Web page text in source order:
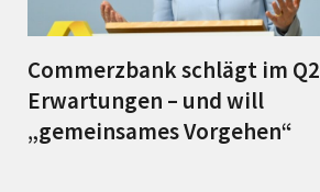
Commerzbank schlägt im Q2
Erwartungen – und will
„gemeinsames Vorgehen“